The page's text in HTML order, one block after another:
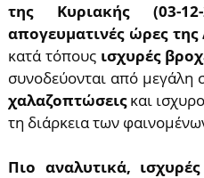
της Κυριακής (03-
απογευματινές ώρες της
κατά τόπουςισχυρές
συνοδεύονται από μεγάλη
χαλαζοπτώσειςκαι
τη διάρκεια των
Πιο αναλυτικά,